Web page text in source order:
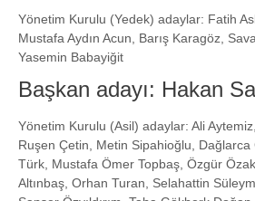
Yönetim Kurulu (Yedek) adaylar: Fatih
Mustafa Aydın Acun, Barış Karagöz,
Yasemin Babayiğit
Başkan adayı: Hakan
Yönetim Kurulu (Asil) adaylar: Ali
Ruşen Çetin, Metin Sipahioğlu,
Türk, Mustafa Ömer Topbaş, Özgür
Altınbaş, Orhan Turan, Selahattin